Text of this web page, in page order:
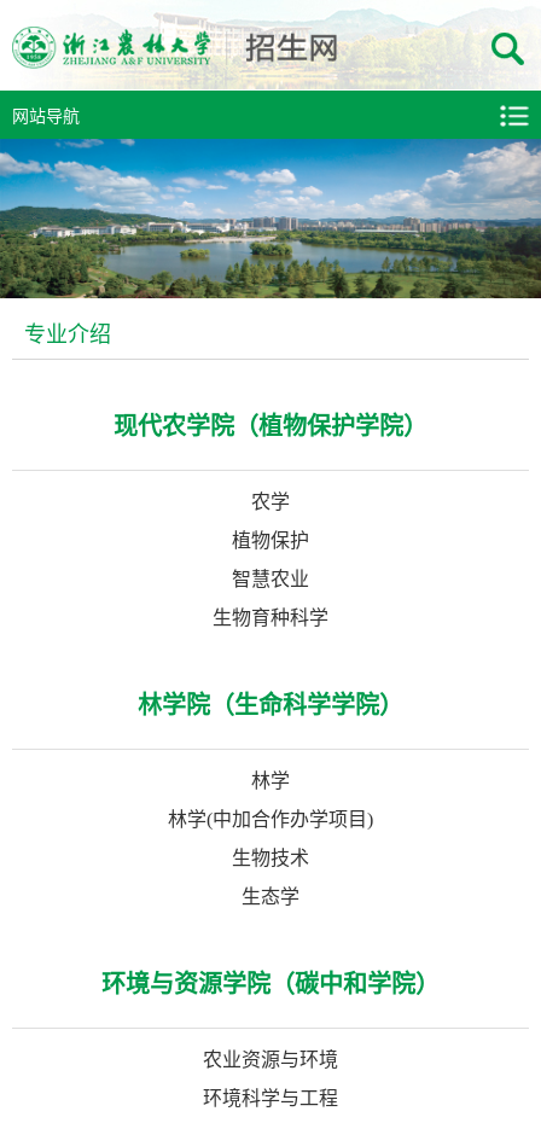
网站导航
专业介绍
现代农学院（植物保护学院）
农学
植物保护
智慧农业
生物育种科学
林学院（生命科学学院）
林学
林学(中加合作办学项目)
生物技术
生态学
环境与资源学院（碳中和学院）
农业资源与环境
环境科学与工程